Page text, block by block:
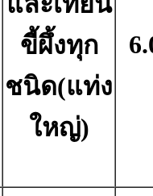
ขี้ผึ้งทุก
ชนิด(แท่ง
ใหญ่)